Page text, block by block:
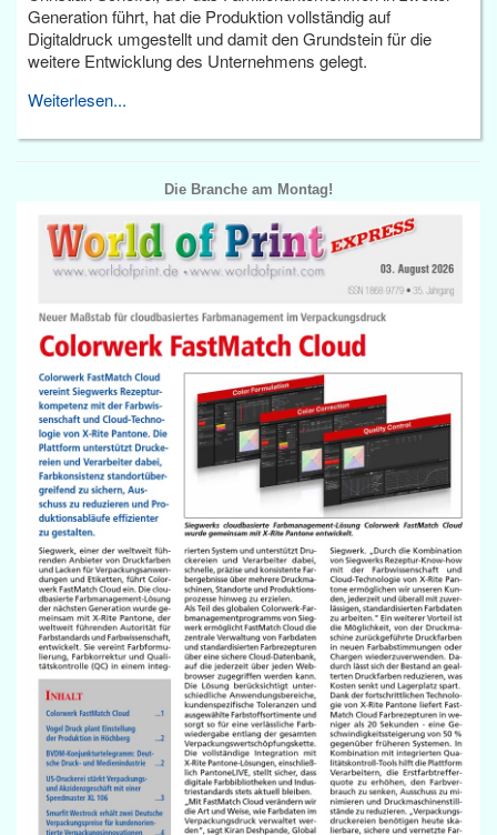
Generation führt, hat die Produktion vollständig auf
Digitaldruck umgestellt und damit den Grundstein für die
weitere Entwicklung des Unternehmens gelegt.
Weiterlesen...
Die Branche am Montag!